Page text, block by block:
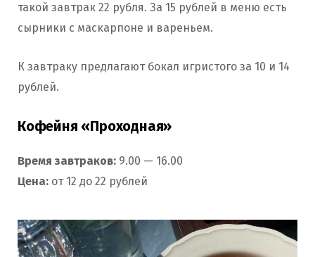
такой завтрак 22 рубля. За 15 рублей в меню есть
сырники с маскарпоне и вареньем.
К завтраку предлагают бокал игристого за 10 и 14
рублей.
Кофейня «Проходная»
Время завтраков: 9.00 — 16.00
Цена: от 12 до 22 рублей